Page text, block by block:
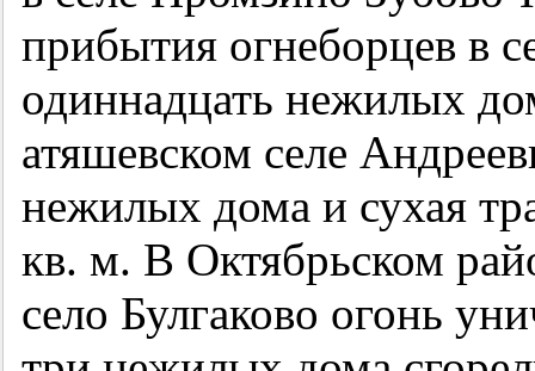
прибытия огнеборцев в
одиннадцать нежилых
атяшевском селе
нежилых дома и сухая
кв. м. В Октябрьском
село Булгаково огонь